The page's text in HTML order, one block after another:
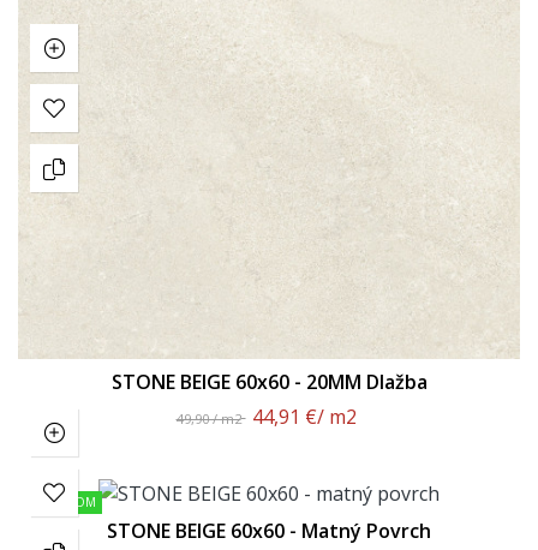
STONE BEIGE 60x60 - 20MM Dlažba
49,90 / m2 44,91 €/ m2
SKLADOM
STONE BEIGE 60x60 - Matný Povrch